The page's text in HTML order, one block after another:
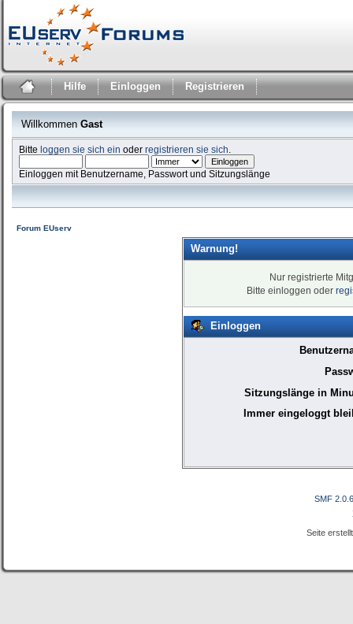
Hilfe Einloggen Registrieren
Willkommen Gast
Bitteloggen sie sich ein oderregistrieren sie sich
Einloggen mit Benutzername, Passwort und Sitzungslänge
Forum EUserv
Warnung!
Nur registrierte
Bitte einloggen oder
Einloggen
Sitzungslänge in
Immer eingeloggt
SMF 2.0.6
Seite